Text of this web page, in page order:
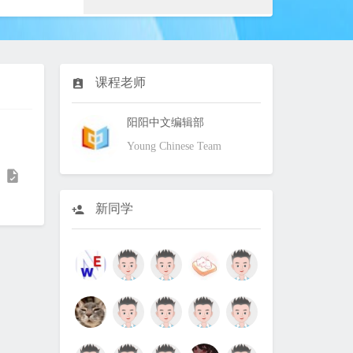
课程老师
阳阳中文编辑部
Young Chinese Team
新同学